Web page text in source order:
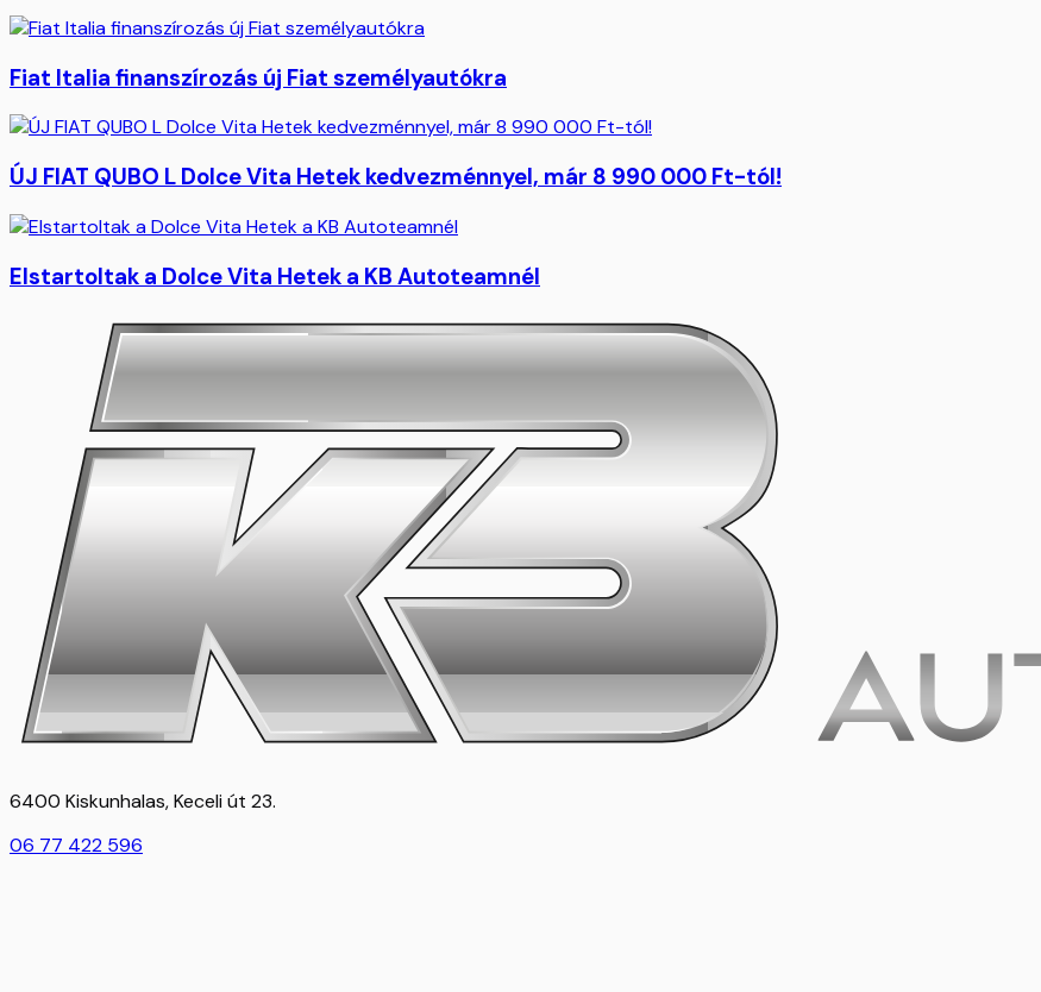
Fiat Italia finanszírozás új Fiat személyautókra
ÚJ FIAT QUBO L Dolce Vita Hetek kedvezménnyel, már 8 990 000 Ft-tól!
Elstartoltak a Dolce Vita Hetek a KB Autoteamnél
6400 Kiskunhalas, Keceli út 23.
06 77 422 596